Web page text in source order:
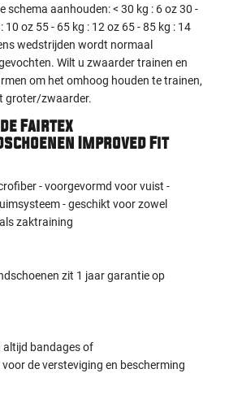
schema aanhouden: < 30 kg : 6 oz 30 -
10 oz 55 - 65 kg : 12 oz 65 - 85 kg : 14
wedstrijden wordt normaal
Wilt u zwaarder trainen en
om het omhoog houden te trainen,
groter/zwaarder.
Fairtex
Improved Fit
- voorgevormd voor vuist -
- geschikt voor zowel
zaktraining
zit 1 jaar garantie op
altijd bandages of
de versteviging en bescherming